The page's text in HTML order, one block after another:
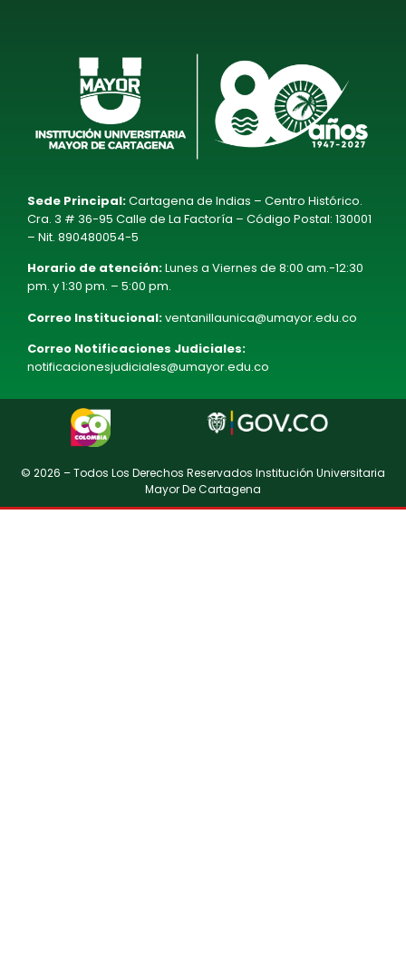
Sede Principal:Cartagena de Indias – Centro Histórico.
Cra. 3 # 36-95 Calle de La Factoría – Código Postal: 130001
– Nit. 890480054-5
Horario de atención:Lunes a Viernes de 8:00 am.-12:30
pm. y 1:30 pm. – 5:00 pm.
Correo Institucional:ventanillaunica@umayor.edu.co
Correo Notificaciones Judiciales:
notificacionesjudiciales@umayor.edu.co
© 2026 – Todos Los Derechos Reservados Institución Universitaria
Mayor De Cartagena